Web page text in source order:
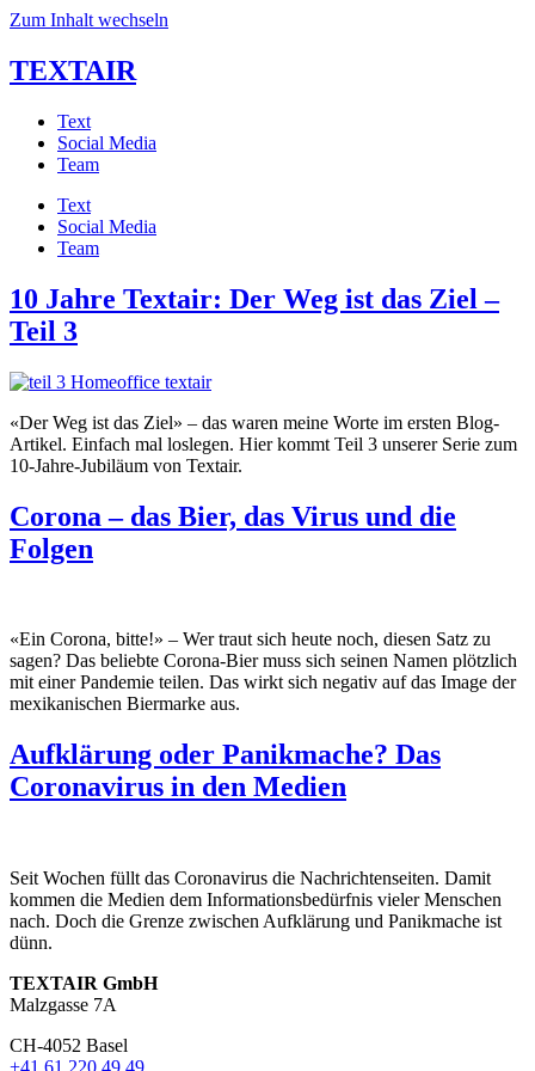
Zum Inhalt wechseln
TEXTAIR
Text
Social Media
Team
Text
Social Media
Team
10 Jahre Textair: Der Weg ist das Ziel –
Teil 3
«Der Weg ist das Ziel» – das waren meine Worte im ersten Blog-
Artikel. Einfach mal loslegen. Hier kommt Teil 3 unserer Serie zum
10-Jahre-Jubiläum von Textair.
Corona – das Bier, das Virus und die
Folgen
«Ein Corona, bitte!» – Wer traut sich heute noch, diesen Satz zu
sagen? Das beliebte Corona-Bier muss sich seinen Namen plötzlich
mit einer Pandemie teilen. Das wirkt sich negativ auf das Image der
mexikanischen Biermarke aus.
Aufklärung oder Panikmache? Das
Coronavirus in den Medien
Seit Wochen füllt das Coronavirus die Nachrichtenseiten. Damit
kommen die Medien dem Informationsbedürfnis vieler Menschen
nach. Doch die Grenze zwischen Aufklärung und Panikmache ist
dünn.
TEXTAIR GmbH
Malzgasse 7A
CH-4052 Basel